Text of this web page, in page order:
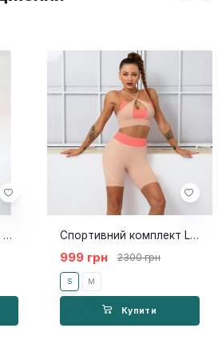
Спортивний комплект Trinity Blue Спортивний комплект Lucia pink
999 грн 2300 грн
S M
Купити